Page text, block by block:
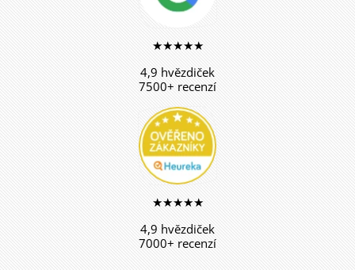
★★★★★
4,9 hvězdiček
7500+ recenzí
★★★★★
4,9 hvězdiček
7000+ recenzí